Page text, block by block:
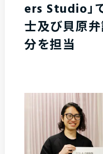
ers Studio」
士及び貝原
分を担当